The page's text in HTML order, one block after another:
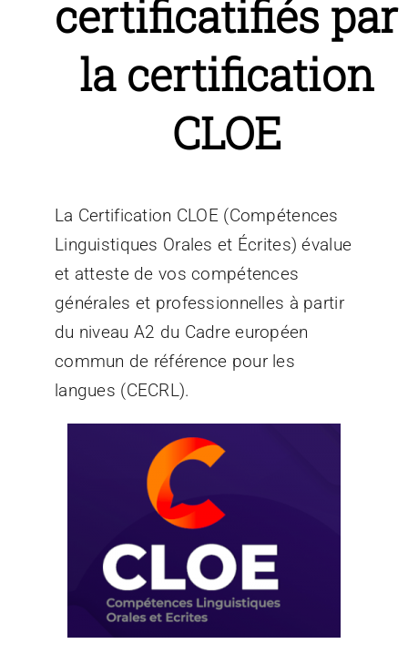
certificatifiés par
la certification
CLOE
La Certification CLOE (Compétences
Linguistiques Orales et Écrites) évalue
et atteste de vos compétences
générales et professionnelles à partir
du niveau A2 du Cadre européen
commun de référence pour les
langues (CECRL).